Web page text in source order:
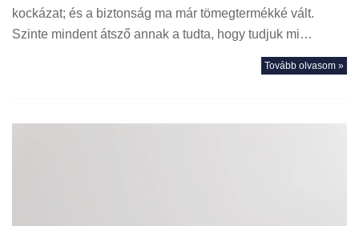
kockázat; és a biztonság ma már tömegtermékké vált.
Szinte mindent átsző annak a tudta, hogy tudjuk mi…
Tovább olvasom »